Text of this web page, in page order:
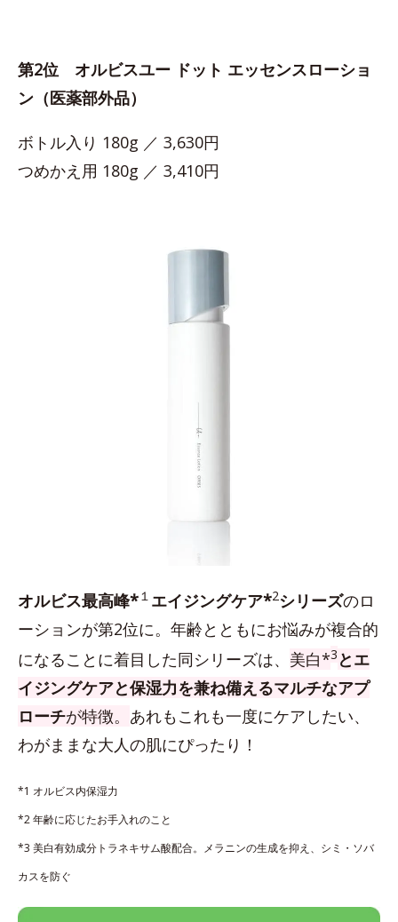
第2位 オルビスユー ドット エッセンスローショ
ン（医薬部外品）
ボトル入り 180g ／ 3,630円
つめかえ用 180g ／ 3,410円
オルビス最高峰*１ エイジングケア*2シリーズのロ
ーションが第2位に。年齢とともにお悩みが複合的
になることに着目した同シリーズは、 美白*3 とエ
イジングケアと保湿力を兼ね備えるマルチなアプ
ローチが特徴。 あれもこれも一度にケアしたい、
わがままな大人の肌にぴったり！
*1 オルビス内保湿力
*2 年齢に応じたお手入れのこと
*3 美白有効成分トラネキサム酸配合。メラニンの生成を抑え、シミ・ソバ
カスを防ぐ